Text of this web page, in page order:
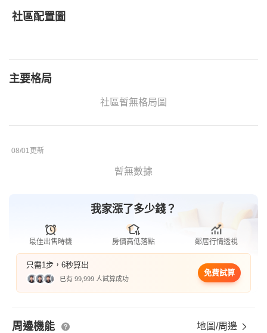
社區配置圖
主要格局
社區暫無格局圖
08/01更新
暫無數據
我家漲了多少錢？
最佳出售時機 房價高低落點 鄰居行情透視
只需1步，6秒算出
已有 99,999 人試算成功
免費試算
周邊機能 地圖/周邊